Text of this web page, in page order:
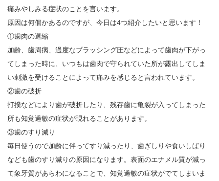
痛みやしみる症状のことを言います。
原因は何個かあるのですが、今日は4つ紹介したいと思います！
①歯肉の退縮
加齢、歯周病、過度なブラッシング圧などによって歯肉が下がっ
てしまった時に、いつもは歯肉で守られていた所が露出してしま
い刺激を受けることによって痛みを感じると言われています。
②歯の破折
打撲などにより歯が破折したり、残存歯に亀裂が入ってしまった
所も知覚過敏の症状が現れることがあります。
③歯のすり減り
毎日使うので加齢に伴ってすり減ったり、歯ぎしりや食いしばり
なども歯のすり減りの原因になります。表面のエナメル質が減っ
て象牙質があらわになることで、知覚過敏の症状がでてしまいま